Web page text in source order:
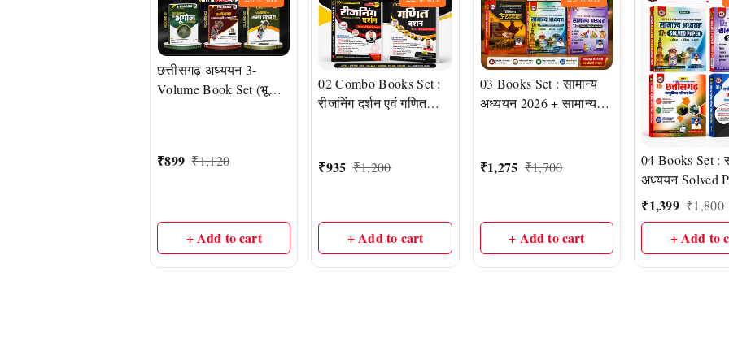
छत्तीसगढ़ अध्ययन 3-
Volume Book Set (भूगोल
एवं सभी प्रतियोगी परीक्षाओं
₹899 ₹1,120
+ Add to cart
02 Combo Books Set :
रीजनिंग दर्शन एवं गणित
Banking & Defence
₹935 ₹1,200
+ Add to cart
03 Books Set : सामान्य
अध्ययन 2026 + सामान्य
Vyapam द्वारा आयोजित
PUBLICATION)
₹1,275 ₹1,700
+ Add to cart
04 Books Set :
अध्ययन Solved
2026, Vol- 1 & 2
छत्तीसगढ़
पेपर 2026, Vol-
हरीराम पटेल (HR
₹1,399 ₹1,800
+ Add to